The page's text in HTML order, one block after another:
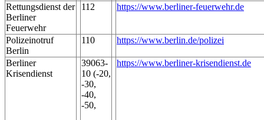
Rettungsdienst der
Berliner
Feuerwehr
112 https://www.berliner-feuerwehr.de
Polizeinotruf
Berlin
110 https://www.berlin.de/polizei
Berliner
Krisendienst
39063-
10 (-20,
-30,
-40,
-50,
https://www.berliner-krisendienst.de